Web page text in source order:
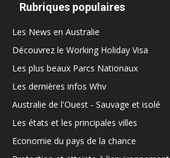
Rubriques populaires
Les News en Australie
Découvrez le Working Holiday Visa
Les plus beaux Parcs Nationaux
Les dernières infos Whv
Australie de l'Ouest - Sauvage et isolé
Les états et les principales villes
Economie du pays de la chance